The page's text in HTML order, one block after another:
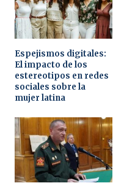
Espejismos digitales:
El impacto de los
estereotipos en redes
sociales sobre la
mujer latina